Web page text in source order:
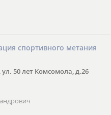
спортивного метания
50 лет Комсомола, д.26